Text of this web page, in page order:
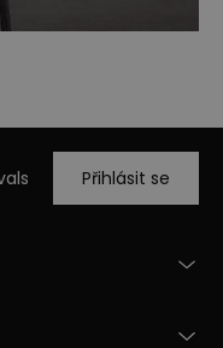
Přihlásit se